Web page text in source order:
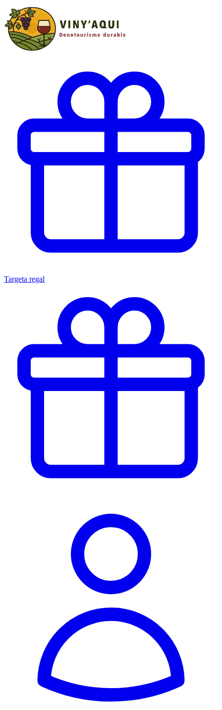
Targeta regal